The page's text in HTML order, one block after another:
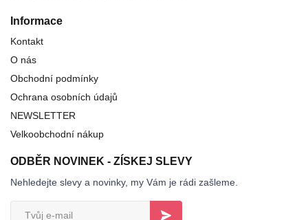
Informace
Kontakt
O nás
Obchodní podmínky
Ochrana osobních údajů
NEWSLETTER
Velkoobchodní nákup
ODBĚR NOVINEK - ZÍSKEJ SLEVY
Nehledejte slevy a novinky, my Vám je rádi zašleme.